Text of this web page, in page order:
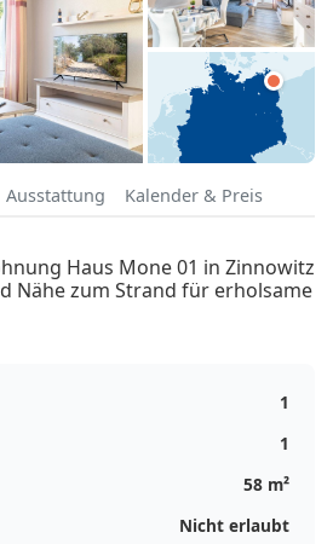
Ausstattung Kalender & Preis
Haus Mone 01 in Zinnowitz
Nähe zum Strand für erholsame
1
1
58 m²
Nicht erlaubt